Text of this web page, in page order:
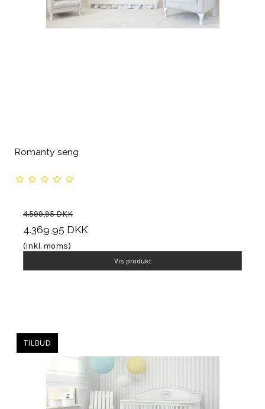
Romanty seng
4.599,95 DKK
4.369,95 DKK
(inkl. moms)
Vis produkt
TILBUD